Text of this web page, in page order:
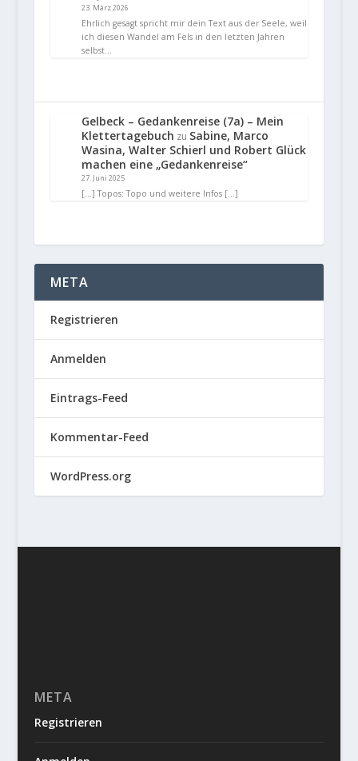
23. März 2026
Ehrlich gesagt spricht mir dein Text aus der Seele, weil
ich diesen Wandel am Fels in den letzten Jahren
selbst…
Gelbeck – Gedankenreise (7a) – Mein
Klettertagebuch zu Sabine, Marco
Wasina, Walter Schierl und Robert Glück
machen eine „Gedankenreise“
27. Juni 2025
[…] Topos: Topo und weitere Infos […]
META
Registrieren
Anmelden
Eintrags-Feed
Kommentar-Feed
WordPress.org
META
Registrieren